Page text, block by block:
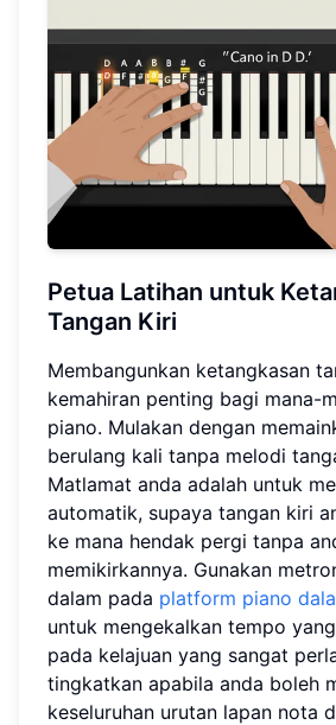
Petua Latihan untuk
Tangan Kiri
Membangunkan ketangkasan
kemahiran penting bagi mana-
piano. Mulakan dengan
berulang kali tanpa melodi
Matlamat anda adalah untuk
automatik, supaya tangan kiri
ke mana hendak pergi tanpa
memikirkannya. Gunakan
dalam pada platform piano
untuk mengekalkan tempo
pada kelajuan yang sangat
tingkatkan apabila anda boleh
keseluruhan urutan lapan nota